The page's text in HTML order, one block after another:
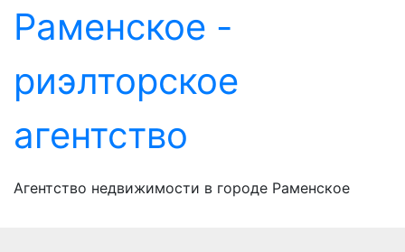
Перейти
Раменское -
риэлторское
агентство
Агентство недвижимости в городе Раменское